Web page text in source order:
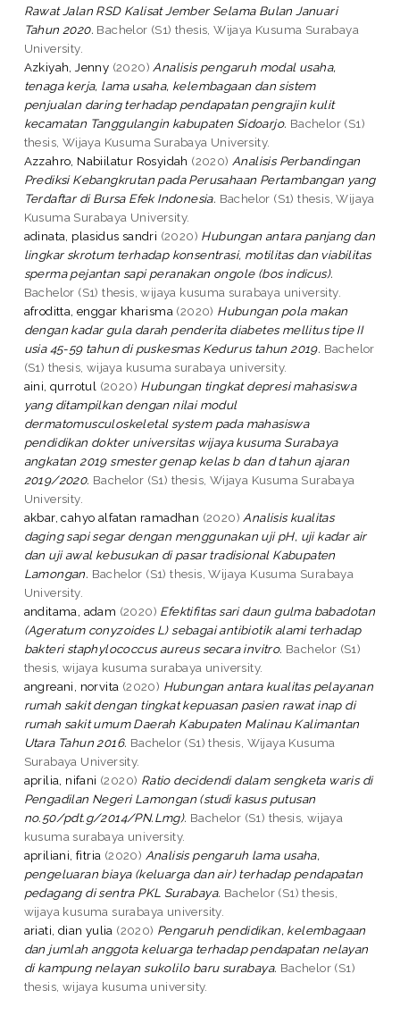
Rawat Jalan RSD Kalisat Jember Selama Bulan Januari
Tahun 2020. Bachelor (S1) thesis, Wijaya Kusuma Surabaya
University.
Azkiyah, Jenny (2020) Analisis pengaruh modal usaha,
tenaga kerja, lama usaha, kelembagaan dan sistem
penjualan daring terhadap pendapatan pengrajin kulit
kecamatan Tanggulangin kabupaten Sidoarjo. Bachelor (S1)
thesis, Wijaya Kusuma Surabaya University.
Azzahro, Nabiilatur Rosyidah (2020) Analisis Perbandingan
Prediksi Kebangkrutan pada Perusahaan Pertambangan yang
Terdaftar di Bursa Efek Indonesia. Bachelor (S1) thesis, Wijaya
Kusuma Surabaya University.
adinata, plasidus sandri (2020) Hubungan antara panjang dan
lingkar skrotum terhadap konsentrasi, motilitas dan viabilitas
sperma pejantan sapi peranakan ongole (bos indicus).
Bachelor (S1) thesis, wijaya kusuma surabaya university.
afroditta, enggar kharisma (2020) Hubungan pola makan
dengan kadar gula darah penderita diabetes mellitus tipe II
usia 45-59 tahun di puskesmas Kedurus tahun 2019. Bachelor
(S1) thesis, wijaya kusuma surabaya university.
aini, qurrotul (2020) Hubungan tingkat depresi mahasiswa
yang ditampilkan dengan nilai modul
dermatomusculoskeletal system pada mahasiswa
pendidikan dokter universitas wijaya kusuma Surabaya
angkatan 2019 smester genap kelas b dan d tahun ajaran
2019/2020. Bachelor (S1) thesis, Wijaya Kusuma Surabaya
University.
akbar, cahyo alfatan ramadhan (2020) Analisis kualitas
daging sapi segar dengan menggunakan uji pH, uji kadar air
dan uji awal kebusukan di pasar tradisional Kabupaten
Lamongan. Bachelor (S1) thesis, Wijaya Kusuma Surabaya
University.
anditama, adam (2020) Efektifitas sari daun gulma babadotan
(Ageratum conyzoides L) sebagai antibiotik alami terhadap
bakteri staphylococcus aureus secara invitro. Bachelor (S1)
thesis, wijaya kusuma surabaya university.
angreani, norvita (2020) Hubungan antara kualitas pelayanan
rumah sakit dengan tingkat kepuasan pasien rawat inap di
rumah sakit umum Daerah Kabupaten Malinau Kalimantan
Utara Tahun 2016. Bachelor (S1) thesis, Wijaya Kusuma
Surabaya University.
aprilia, nifani (2020) Ratio decidendi dalam sengketa waris di
Pengadilan Negeri Lamongan (studi kasus putusan
no.50/pdt.g/2014/PN.Lmg). Bachelor (S1) thesis, wijaya
kusuma surabaya university.
apriliani, fitria (2020) Analisis pengaruh lama usaha,
pengeluaran biaya (keluarga dan air) terhadap pendapatan
pedagang di sentra PKL Surabaya. Bachelor (S1) thesis,
wijaya kusuma surabaya university.
ariati, dian yulia (2020) Pengaruh pendidikan, kelembagaan
dan jumlah anggota keluarga terhadap pendapatan nelayan
di kampung nelayan sukolilo baru surabaya. Bachelor (S1)
thesis, wijaya kusuma university.